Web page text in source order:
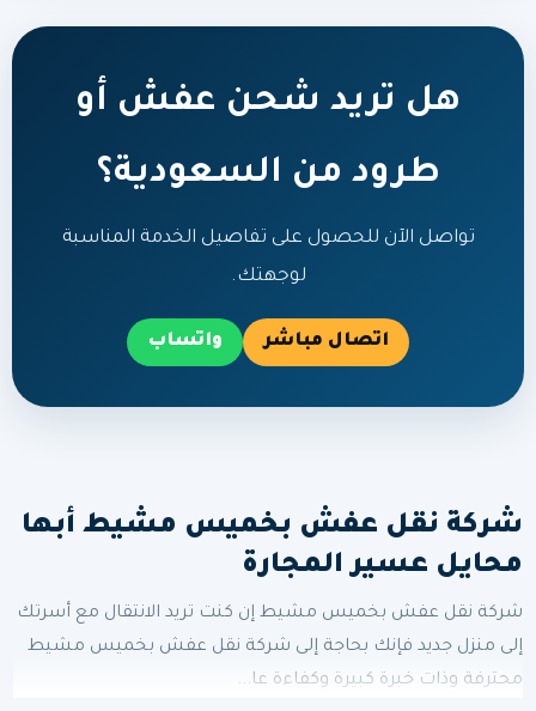
هل تريد شحن عفش أو
طرود من السعودية؟
تواصل الآن للحصول على تفاصيل الخدمة المناسبة
لوجهتك.
اتصال مباشر واتساب
شركة نقل عفش بخميس مشيط أبها
محايل عسير المجارة
شركة نقل عفش بخميس مشيط إن كنت تريد الانتقال مع أسرتك
إلى منزل جديد فإنك بحاجة إلى شركة نقل عفش بخميس مشيط
محترفة وذات خبرة كبيرة وكفاءة عا...